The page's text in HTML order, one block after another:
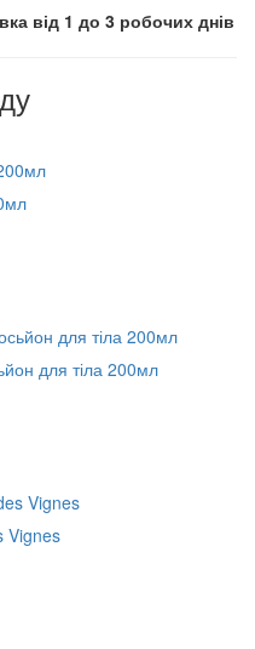
від 1 до 3 робочих днів
для тіла 200мл
Vignes